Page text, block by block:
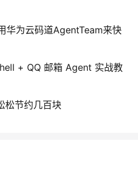
华为云码道AgentTeam来快
+ QQ 邮箱 Agent 实战教
松节约几百块